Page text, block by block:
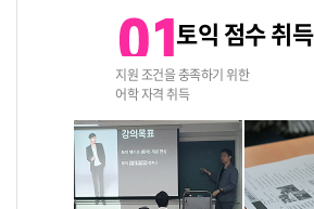
토익 점수 취득
지원 조건을 충족하기 위한
어학 자격 취득